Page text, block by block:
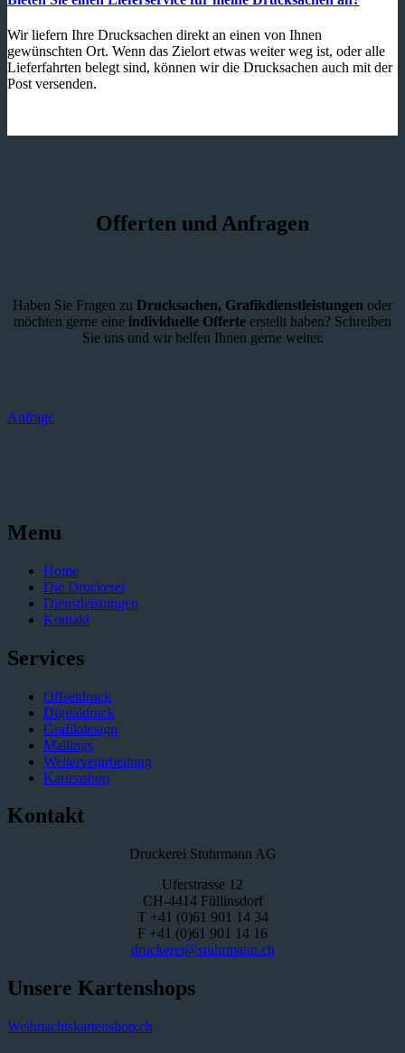
Wir liefern Ihre Drucksachen direkt an einen von Ihnen
gewünschten Ort. Wenn das Zielort etwas weiter weg ist, oder alle
Lieferfahrten belegt sind, können wir die Drucksachen auch mit der
Post versenden.
Offerten und Anfragen
Haben Sie Fragen zu Drucksachen, Grafikdienstleistungen oder
möchten gerne eine individuelle Offerte erstellt haben? Schreiben
Sie uns und wir helfen Ihnen gerne weiter.
Anfrage
Menu
Home
Die Druckerei
Dienstleistungen
Kontakt
Services
Offsetdruck
Digitaldruck
Grafikdesign
Mailings
Weiterverarbeitung
Kartenshop
Kontakt
Druckerei Stuhrmann AG
Uferstrasse 12
CH-4414 Füllinsdorf
T +41 (0)61 901 14 34
F +41 (0)61 901 14 16
druckerei@stuhrmann.ch
Unsere Kartenshops
Weihnachtskartenshop.ch